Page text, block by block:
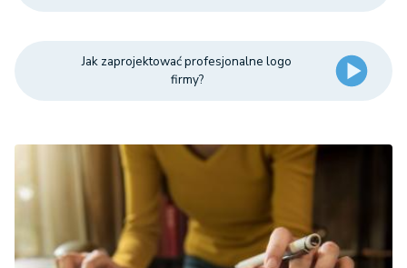
Jak zaprojektować profesjonalne logo
firmy?